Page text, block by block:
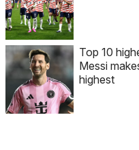
Top 10
Messi
highest